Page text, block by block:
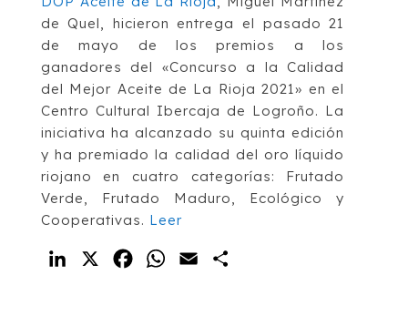
de Quel, hicieron entrega el pasado 21
de mayo de los premios a los
ganadores del «Concurso a la Calidad
del Mejor Aceite de La Rioja 2021» en el
Centro Cultural Ibercaja de Logroño. La
iniciativa ha alcanzado su quinta edición
y ha premiado la calidad del oro líquido
riojano en cuatro categorías: Frutado
Verde, Frutado Maduro, Ecológico y
Cooperativas. Leer
LinkedIn FacebookWhatsApp
Email